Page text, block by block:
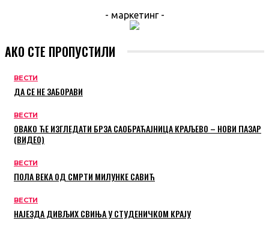
- маркетинг -
АКО СТЕ ПРОПУСТИЛИ
ВЕСТИ
ДА СЕ НЕ ЗАБОРАВИ
ВЕСТИ
ОВАКО ЋЕ ИЗГЛЕДАТИ БРЗА САОБРАЋАЈНИЦА КРАЉЕВО – НОВИ ПАЗАР
(ВИДЕО)
ВЕСТИ
ПОЛА ВЕКА ОД СМРТИ МИЛУНКЕ САВИЋ
ВЕСТИ
НАЈЕЗДА ДИВЉИХ СВИЊА У СТУДЕНИЧКОМ КРАЈУ